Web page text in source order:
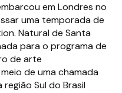
em Londres no
uma temporada de
Natural de Santa
para o programa de
de arte
de uma chamada
Sul do Brasil